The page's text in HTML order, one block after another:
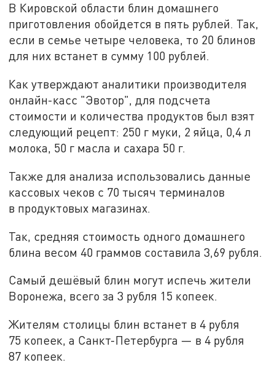
В Кировской области блин домашнего
приготовления обойдется в пять рублей. Так,
если в семье четыре человека, то 20 блинов
для них встанет в сумму 100 рублей.
Как утверждают аналитики производителя
онлайн-касс "Эвотор", для подсчета
стоимости и количества продуктов был взят
следующий рецепт: 250 г муки, 2 яйца, 0,4 л
молока, 50 г масла и сахара 50 г.
Также для анализа использовались данные
кассовых чеков с 70 тысяч терминалов
в продуктовых магазинах.
Так, средняя стоимость одного домашнего
блина весом 40 граммов составила 3,69 рубля.
Самый дешёвый блин могут испечь жители
Воронежа, всего за 3 рубля 15 копеек.
Жителям столицы блин встанет в 4 рубля
75 копеек, а Санкт-Петербурга — в 4 рубля
87 копеек.